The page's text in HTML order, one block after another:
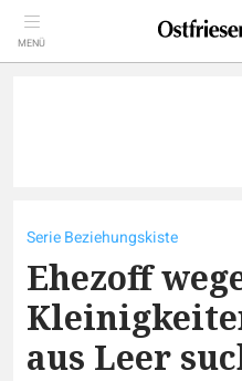
MENÜ
Serie Beziehungskiste
Ehezoff
aus Leer